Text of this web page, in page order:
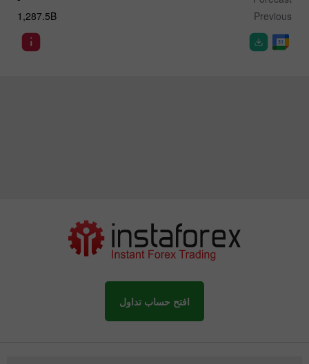
Previous
1,287.5B
افتح حساب تداول